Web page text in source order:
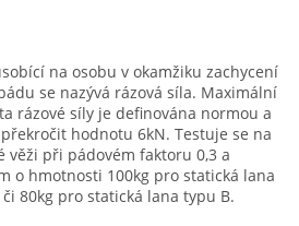
na osobu v okamžiku zachycení
se nazývá rázová síla. Maximální
rázové síly je definována normou a
hodnotu 6kN. Testuje se na
věži při pádovém faktoru 0,3 a
o hmotnosti 100kg pro statická lana
80kg pro statická lana typu B.